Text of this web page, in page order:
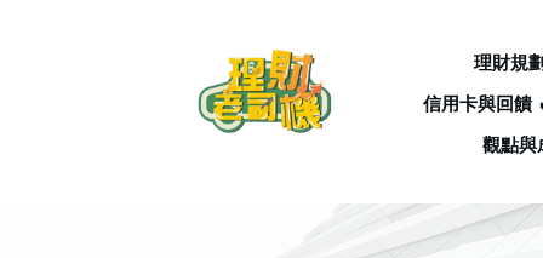
理財規
信用卡與回饋
觀點與